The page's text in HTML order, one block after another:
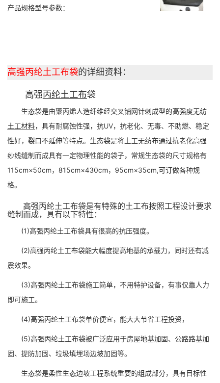
产品规格型号参数：
高强丙纶土工布袋的详细资料：
高强丙纶土工布袋
生态袋是由聚丙烯人造纤维经交叉铺网针刺成型的高强度无纺
土工材料，具有耐腐蚀性强，抗UV，抗老化、无毒、不助燃、稳定
性好，裂口不延伸等特点。生态袋是将土工无纺布通过抗老化高强
纱线缝制而成具有一定物理性能的袋子，常规生态袋的尺寸规格有
115cm×50cm，815cm×430cm，95cm×35cm,可订做各种规
格。
高强丙纶土工布袋是有特殊的土工布按照工程设计要求
缝制而成，具有以下特性：
(1)高强丙纶土工布袋具有很高的抗压强度。
(2)高强丙纶土工布袋能大幅度提高地基的承载力，同时还有减
震效果。
(3)高强丙纶土工布袋施工简单，不用特护设备，有事仅靠人力
即可施工。
(4)高强丙纶土工布袋单价便宜，能大大节省工程投资，
(5)高强丙纶土工布袋被广泛应用于房屋地基加固、公路路基加
固、提防加固、垃圾填埋场边坡加固等。
生态袋是柔性生态边坡工程系统重要的组成部分，具有目标性